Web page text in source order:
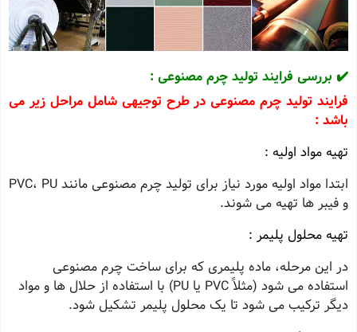
✔️ بررسی فرایند تولید چرم مصنوعی :
فرایند تولید چرم مصنوعی در طرح توجیهی شامل مراحل زیر می
باشد :
تهیه مواد اولیه :
ابتدا مواد اولیه مورد نیاز برای تولید چرم مصنوعی مانند PVC، PU
و فیبر ها تهیه می‌ شوند.
تهیه محلول پلیمر :
در این مرحله، ماده پلیمری که برای ساخت چرم مصنوعی
استفاده می‌ شود (مثلاً PVC یا PU) با استفاده از حلال‌ ها و مواد
دیگر ترکیب می‌ شود تا یک محلول پلیمر تشکیل شود.